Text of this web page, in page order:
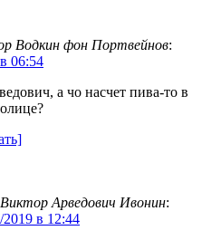
Водкин фон Портвейнов:
06:54
а чо насчет пива-то в
Виктор Арведович Ивонин:
2019 в 12:44